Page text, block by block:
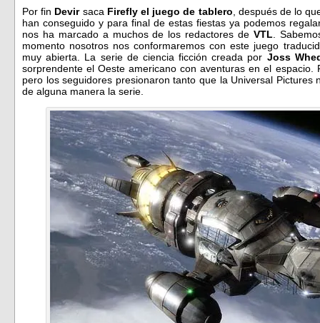
Por fin Devirsaca Firefly el juego de tablero, después de lo
han conseguido y para final de estas fiestas ya podemos
nos ha marcado a muchos de los redactores de VTL.
momento nosotros nos conformaremos con este juego
muy abierta. La serie de ciencia ficción creada por Joss
sorprendente el Oeste americano con aventuras en el espacio.
pero los seguidores presionaron tanto que la Universal
de alguna manera la serie.